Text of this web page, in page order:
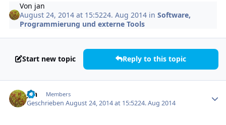
Von jan
August 24, 2014 at 15:5224. Aug 2014 inSoftware,
Programmierung und externe Tools
Start new topic Reply to this topic
jan Members
GeschriebenAugust 24, 2014 at 15:5224. Aug 2014